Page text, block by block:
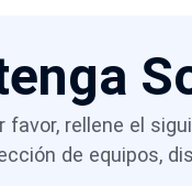
favor, rellene el
de equipos,